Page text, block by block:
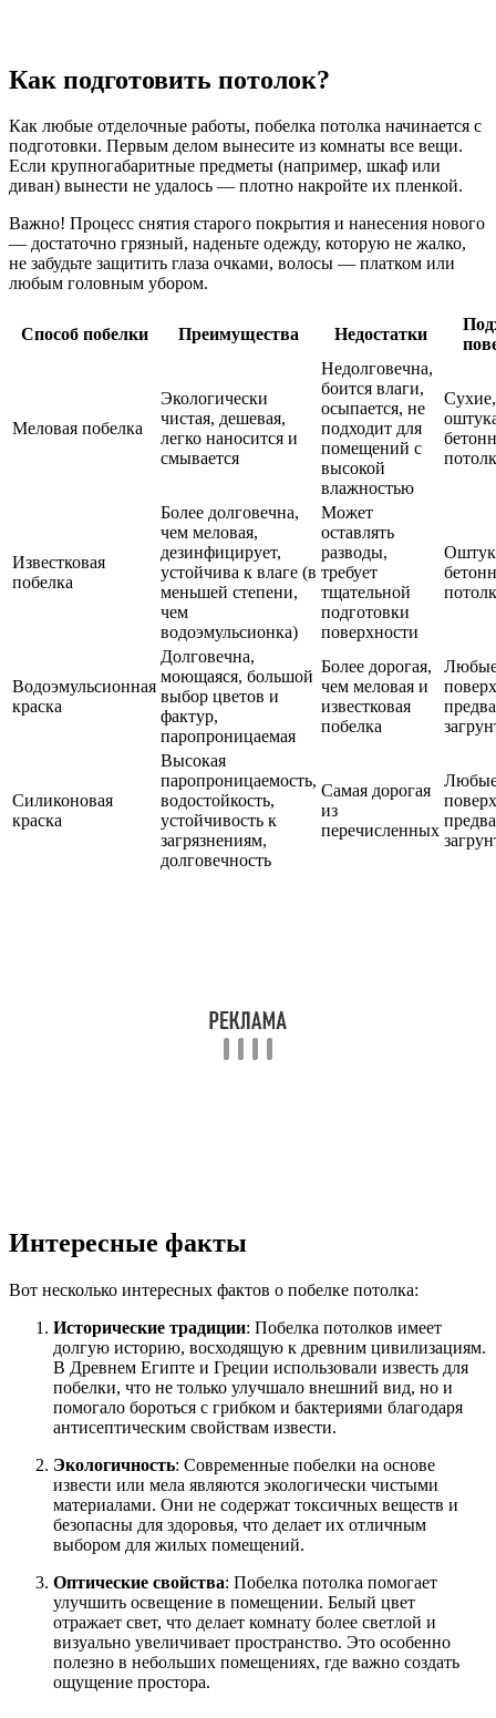
Как подготовить потолок?
Как любые отделочные работы, побелка потолка начинается с
подготовки. Первым делом вынесите из комнаты все вещи.
Если крупногабаритные предметы (например, шкаф или
диван) вынести не удалось — плотно накройте их пленкой.
Важно! Процесс снятия старого покрытия и нанесения нового
— достаточно грязный, наденьте одежду, которую не жалко,
не забудьте защитить глаза очками, волосы — платком или
любым головным убором.
Способ побелки Преимущества Недостатки
Меловая побелка
Экологически
чистая, дешевая,
легко наносится и
смывается
Недолговечна,
боится влаги,
осыпается, не
подходит для
помещений с
высокой
влажностью
Сухие,
Известковая
побелка
Более долговечна,
чем меловая,
дезинфицирует,
устойчива к влаге (в
меньшей степени,
чем
водоэмульсионка)
Может
оставлять
разводы,
требует
тщательной
подготовки
поверхности
Водоэмульсионная
краска
Долговечна,
моющаяся, большой
выбор цветов и
фактур,
паропроницаемая
Более дорогая,
чем меловая и
известковая
побелка
Силиконовая
краска
Высокая
паропроницаемость,
водостойкость,
устойчивость к
загрязнениям,
долговечность
Самая дорогая
из
перечисленных
Интересные факты
Вот несколько интересных фактов о побелке потолка:
Исторические традиции: Побелка потолков имеет
долгую историю, восходящую к древним цивилизациям.
В Древнем Египте и Греции использовали известь для
побелки, что не только улучшало внешний вид, но и
помогало бороться с грибком и бактериями благодаря
антисептическим свойствам извести.
Экологичность: Современные побелки на основе
извести или мела являются экологически чистыми
материалами. Они не содержат токсичных веществ и
безопасны для здоровья, что делает их отличным
выбором для жилых помещений.
Оптические свойства: Побелка потолка помогает
улучшить освещение в помещении. Белый цвет
отражает свет, что делает комнату более светлой и
визуально увеличивает пространство. Это особенно
полезно в небольших помещениях, где важно создать
ощущение простора.